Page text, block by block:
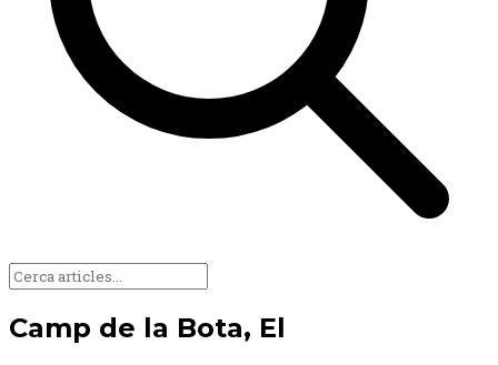
Camp de la Bota, El